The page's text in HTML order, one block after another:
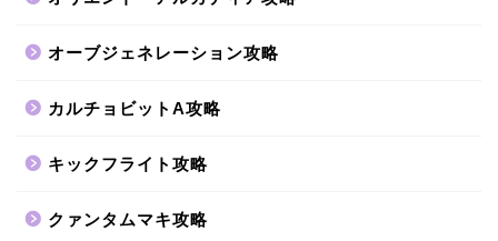
オーブジェネレーション攻略
カルチョビットA攻略
キックフライト攻略
クァンタムマキ攻略